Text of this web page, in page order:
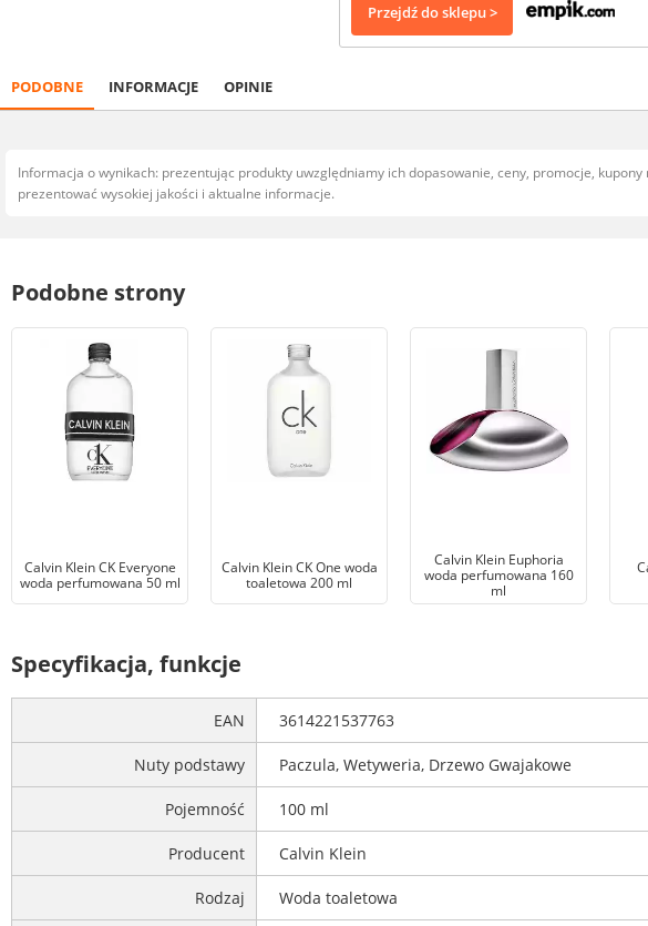
Przejdź do sklepu >
PODOBNE INFORMACJE OPINIE
Informacja o wynikach: prezentując produkty uwzględniamy ich dopasowanie, ceny, promocje,
prezentować wysokiej jakości i aktualne informacje.
Podobne strony
Calvin Klein CK Everyone
woda perfumowana 50 ml
Calvin Klein CK One woda
toaletowa 200 ml
Calvin Klein Euphoria
woda perfumowana 160
ml
Specyfikacja, funkcje
EAN 3614221537763
Nuty podstawy Paczula, Wetyweria, Drzewo Gwajakowe
Pojemność 100 ml
Producent Calvin Klein
Rodzaj Woda toaletowa